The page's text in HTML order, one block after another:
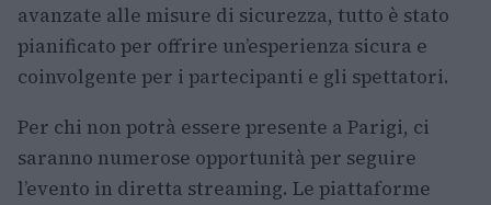
avanzate alle misure di sicurezza, tutto è stato
pianificato per offrire un’esperienza sicura e
coinvolgente per i partecipanti e gli spettatori.
Per chi non potrà essere presente a Parigi, ci
saranno numerose opportunità per seguire
l’evento in diretta streaming. Le piattaforme